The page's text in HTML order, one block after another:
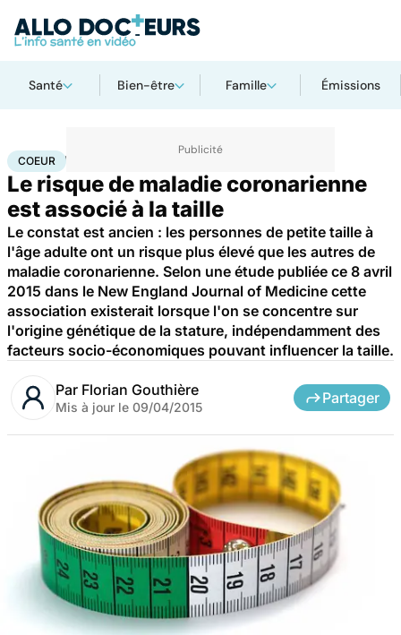
Santé Bien-être Famille Émissions
AccueilSanté Maladies cardiaques
COEUR
Le risque de maladie coronarienne
est associé à la taille
Le constat est ancien : les personnes de petite taille à
l'âge adulte ont un risque plus élevé que les autres de
maladie coronarienne. Selon une étude publiée ce 8 avril
2015 dans le New England Journal of Medicine cette
association existerait lorsque l'on se concentre sur
l'origine génétique de la stature, indépendamment des
facteurs socio-économiques pouvant influencer la taille.
Par Florian Gouthière
Mis à jour le 09/04/2015
Partager